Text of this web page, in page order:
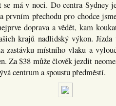
se má v noci. Do centra Sydney
prvním přechodu pro chodce
doprava a vědět, kam
krajů nadlidský výkon.
zastávku místního vlaku a
Za $38 může člověk jezdit
centrum a spoustu předměstí.